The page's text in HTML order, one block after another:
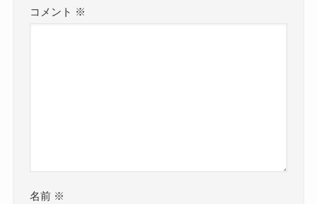
コメント ※
名前 ※